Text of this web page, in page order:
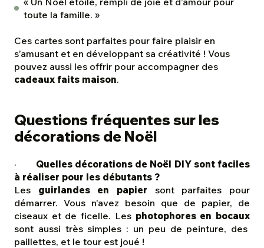
toute la famille. »
Ces cartes sont parfaites pour faire plaisir en
s’amusant et en développant sa créativité ! Vous
pouvez aussi les offrir pour accompagner des
cadeaux faits maison.
Questions fréquentes sur les
décorations de Noël
· Quelles décorations de Noël DIY sont faciles
à réaliser pour les débutants ?
Les guirlandes en papier sont parfaites pour
démarrer. Vous n'avez besoin que de papier, de
ciseaux et de ficelle. Les photophores en bocaux
sont aussi très simples : un peu de peinture, des
paillettes, et le tour est joué !